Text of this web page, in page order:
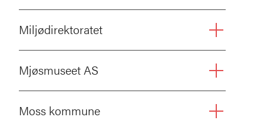
Miljødirektoratet
Mjøsmuseet AS
Moss kommune